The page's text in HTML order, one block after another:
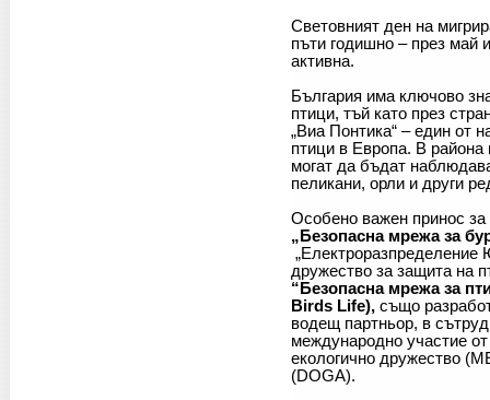
Световният ден на
пъти годишно – през май
активна.
България има ключово
птици, тъй като през
„Виа Понтика“ – един от
птици в Европа. В района
могат да бъдат
пеликани, орли и други
Особено важен принос
„Безопасна мрежа за
„Електроразпределение
дружество за защита на
“Безопасна мрежа за
Birds Life), също
водещ партньор, в
международно участие
екологично дружество
(DOGA).